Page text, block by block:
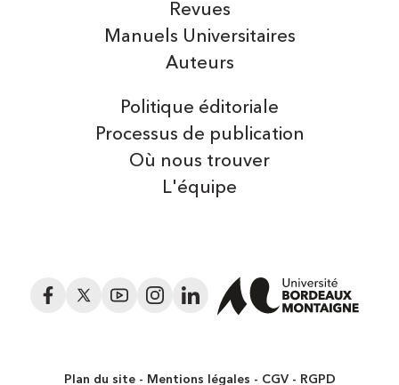
Auteurs
Manuels Universitaires
Revues
Politique éditoriale
Processus de publication
Où nous trouver
L'équipe
Facebook
Twitter YouTubeInstagramLinkedIn
Plan du site Mentions légales CGV RGPD